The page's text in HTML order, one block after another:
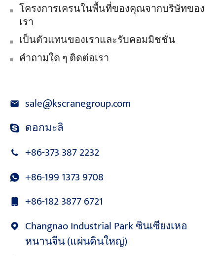
โครงการเครนในพื้นที่ของคุณจากบริษัทของ
เรา
เป็นตัวแทนของเราและรับคอมมิชชั่น
คำถามใด ๆ ติดต่อเรา
sale@kscranegroup.com
ดอกมะลิ
+86-373 387 2232
+86-199 1373 9708
+86-182 3877 6721
Changnao Industrial Park ซินเซียงเหอ
หนานจีน (แผ่นดินใหญ่)